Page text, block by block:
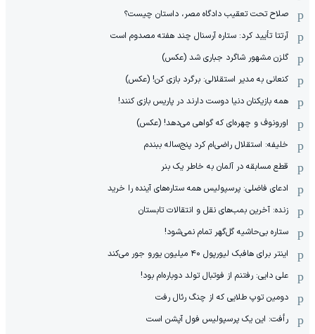
صلاح تحت تعقیب دادگاه مصر، داستان چیست؟
آرتتا تأیید کرد: ستاره آرسنال چند هفته مصدوم است
گلزن مشهور شاگرد جباری شد (عکس)
کنعانی به مدیر استقلالی: برگرد بازی کن! (عکس)
همه بازیکنان دنیا دوست دارند در پاریس بازی کنند!
اورونوف و چهره‌ای که گواهی می‌دهد! (عکس)
خلیفه: استقلال راضی‌ام کرد پنج‌ساله ببندم
قطع مسابقه در آلمان به خاطر یک بنر
ادعای فاضلی: پرسپولیس همه ستاره‌های آینده را خرید
زنده: آخرین بمب‌های نقل و انتقالات تابستان
ستاره بی‌حاشیه گل‌گهر تمام نمی‌شود!
اینتر برای هافبک لیورپول ۴۰ میلیون یورو جور می‌کند
علی دایی: رفتنم از فوتبال تولد دوباره‌ام بود!
دومین توپ طلایی که از چنگ رئال رفت
رأفت: این یک پرسپولیس فول آپشن است